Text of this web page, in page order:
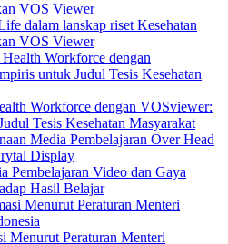
dalam lanskap riset Kesehatan
VOS Viewer
Workforce dengan VOSviewer:
Tesis Kesehatan Masyarakat
Media Pembelajaran Over Head
Display
Pembelajaran Video dan Gaya
Hasil Belajar
Menurut Peraturan Menteri